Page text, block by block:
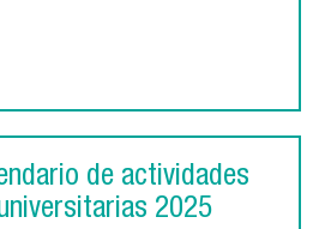
de actividades
2025